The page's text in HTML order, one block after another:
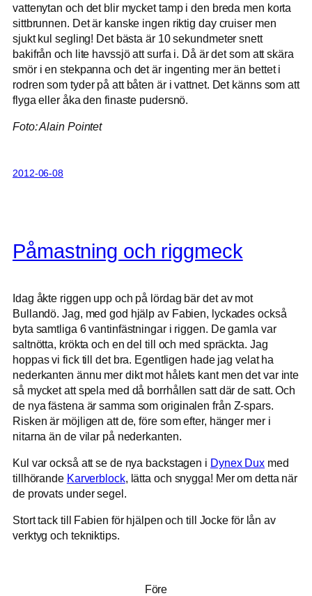
vattenytan och det blir mycket tamp i den breda men korta
sittbrunnen. Det är kanske ingen riktig day cruiser men
sjukt kul segling! Det bästa är 10 sekundmeter snett
bakifrån och lite havssjö att surfa i. Då är det som att skära
smör i en stekpanna och det är ingenting mer än bettet i
rodren som tyder på att båten är i vattnet. Det känns som att
flyga eller åka den finaste pudersnö.
Foto: Alain Pointet
2012-06-08
Påmastning och riggmeck
Idag åkte riggen upp och på lördag bär det av mot
Bullandö. Jag, med god hjälp av Fabien, lyckades också
byta samtliga 6 vantinfästningar i riggen. De gamla var
saltnötta, krökta och en del till och med spräckta. Jag
hoppas vi fick till det bra. Egentligen hade jag velat ha
nederkanten ännu mer dikt mot hålets kant men det var inte
så mycket att spela med då borrhållen satt där de satt. Och
de nya fästena är samma som originalen från Z-spars.
Risken är möjligen att de, före som efter, hänger mer i
nitarna än de vilar på nederkanten.
Kul var också att se de nya backstagen i Dynex Dux med
tillhörande Karverblock, lätta och snygga! Mer om detta när
de provats under segel.
Stort tack till Fabien för hjälpen och till Jocke för lån av
verktyg och tekniktips.
Före